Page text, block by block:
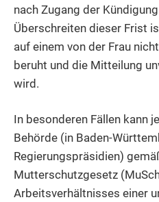
nach Zugang der
Überschreiten dieser Frist
auf einem von der Frau
beruht und die Mitteilung
wird.
In besonderen Fällen kann
Behörde (in Baden-
Regierungspräsidien)
Mutterschutzgesetz
Arbeitsverhältnisses einer